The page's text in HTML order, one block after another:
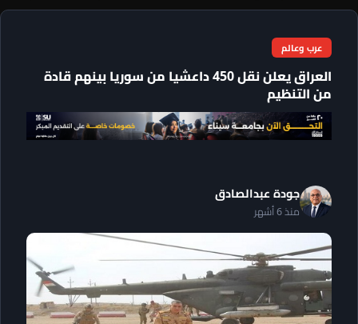
عرب وعالم
العراق يعلن نقل 450 داعشيا من سوريا بينهم قادة
من التنظيم
جودة عبدالصادق
منذ 6 أشهر